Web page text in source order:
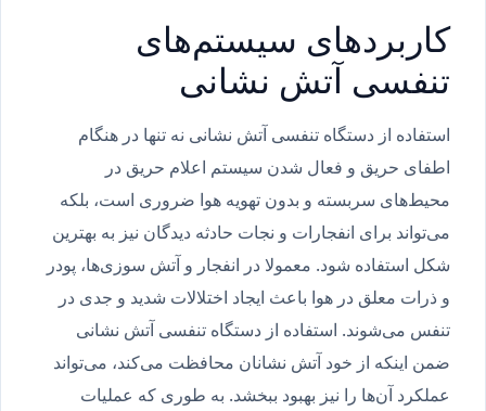
کاربردهای سیستم‌های
تنفسی آتش نشانی
استفاده از دستگاه تنفسی آتش نشانی نه تنها در هنگام
اطفای حریق و فعال شدن سیستم اعلام حریق در
محیط‌های سربسته و بدون تهویه هوا ضروری است، بلکه
می‌تواند برای انفجارات و نجات حادثه دیدگان نیز به بهترین
شکل استفاده شود. معمولا در انفجار و آتش سوزی‌ها، پودر
و ذرات معلق در هوا باعث ایجاد اختلالات شدید و جدی در
تنفس می‌شوند. استفاده از دستگاه تنفسی آتش نشانی
ضمن اینکه از خود آتش نشانان محافظت می‌کند، می‌تواند
عملکرد آن‌ها را نیز بهبود ببخشد. به طوری که عملیات